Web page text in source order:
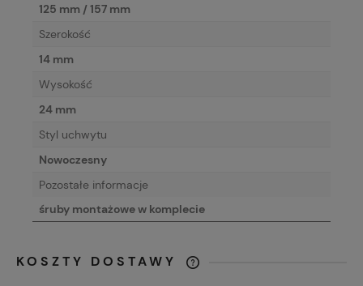
125 mm / 157 mm
Szerokość
14 mm
Wysokość
24 mm
Styl uchwytu
Nowoczesny
Pozostałe informacje
śruby montażowe w komplecie
KOSZTY DOSTAWY